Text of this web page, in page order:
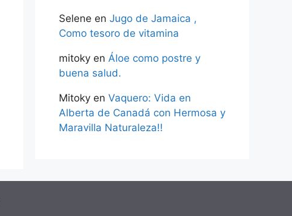
Selene en Jugo de Jamaica ,
Como tesoro de vitamina
mitoky en Áloe como postre y
buena salud.
Mitoky en Vaquero: Vida en
Alberta de Canadá con Hermosa y
Maravilla Naturaleza!!